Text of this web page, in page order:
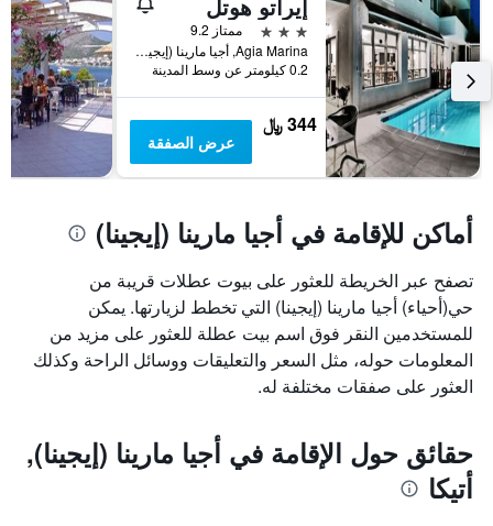
3 نجوم
ممتاز 9.2
Agia Marina, أجيا مارينا (إيجينا), اليونان
0.2 كيلومتر عن وسط المدينة
344 ﷼
عرض الصفقة
أماكن للإقامة في أجيا مارينا (إيجينا)
تصفح عبر الخريطة للعثور على بيوت عطلات قريبة من
حي(أحياء) أجيا مارينا (إيجينا) التي تخطط لزيارتها. يمكن
للمستخدمين النقر فوق اسم بيت عطلة للعثور على مزيد من
المعلومات حوله، مثل السعر والتعليقات ووسائل الراحة وكذلك
العثور على صفقات مختلفة له.
حقائق حول الإقامة في أجيا مارينا (إيجينا),
أتيكا